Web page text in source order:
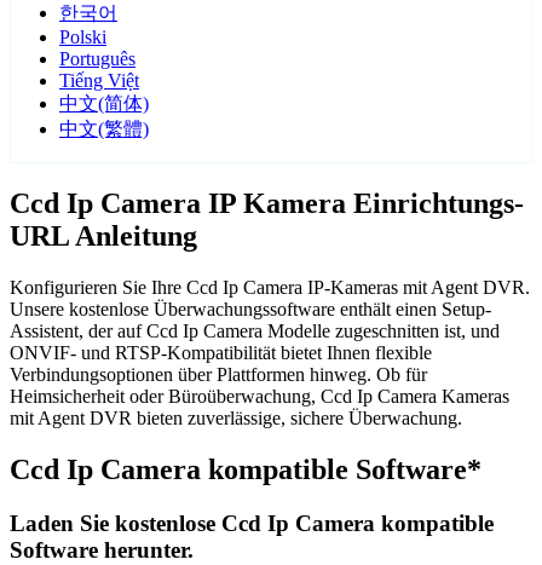
한국어
Polski
Português
Tiếng Việt
中文(简体)
中文(繁體)
Ccd Ip Camera IP Kamera Einrichtungs-
URL Anleitung
Konfigurieren Sie Ihre Ccd Ip Camera IP-Kameras mit Agent DVR.
Unsere kostenlose Überwachungssoftware enthält einen Setup-
Assistent, der auf Ccd Ip Camera Modelle zugeschnitten ist, und
ONVIF- und RTSP-Kompatibilität bietet Ihnen flexible
Verbindungsoptionen über Plattformen hinweg. Ob für
Heimsicherheit oder Büroüberwachung, Ccd Ip Camera Kameras
mit Agent DVR bieten zuverlässige, sichere Überwachung.
Ccd Ip Camera kompatible Software*
Laden Sie kostenlose Ccd Ip Camera kompatible
Software herunter.